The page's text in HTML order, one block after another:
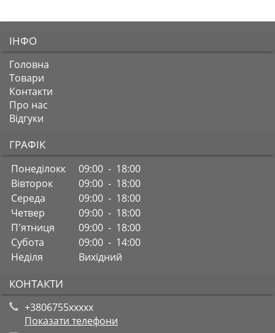
ІНФО
Головна
Товари
Контакти
Про нас
Відгуки
ГРАФІК
Понеділокк
09:00 - 18:00
Вівторок
09:00 - 18:00
Середа
09:00 - 18:00
Четвер
09:00 - 18:00
П'ятниця
09:00 - 18:00
Субота
09:00 - 14:00
Неділя
Вихідний
КОНТАКТИ
+3806755xxxxx
Показати телефони